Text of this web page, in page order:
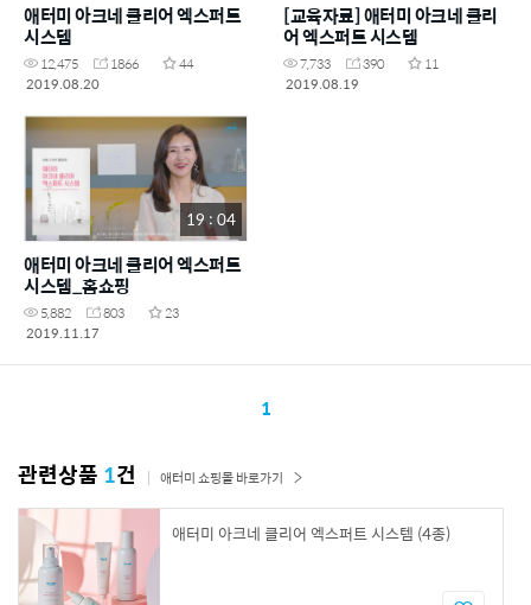
애터미 아크네 클리어 엑스퍼트
시스템
12,475 1866
44
2019.08.20
[교육자료] 애터미 아크네 클리
어 엑스퍼트 시스템
7,733 390
11
2019.08.19
19 : 04
애터미 아크네 클리어 엑스퍼트
시스템_홈쇼핑
5,882 803
23
2019.11.17
1
관련상품 1건 애터미 쇼핑몰 바로가기
애터미 아크네 클리어 엑스퍼트 시스템 (4종)